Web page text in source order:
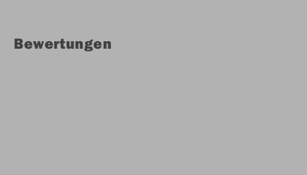
Bewertungen